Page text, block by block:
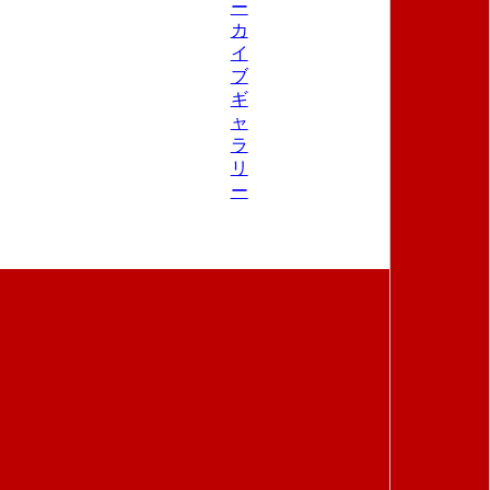
ー
カ
イ
ブ
ギ
ャ
ラ
リ
ー